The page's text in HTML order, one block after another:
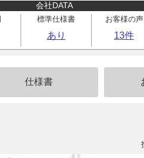
会社DATA
標準仕様書
あり
お客様の声
13件
仕様書